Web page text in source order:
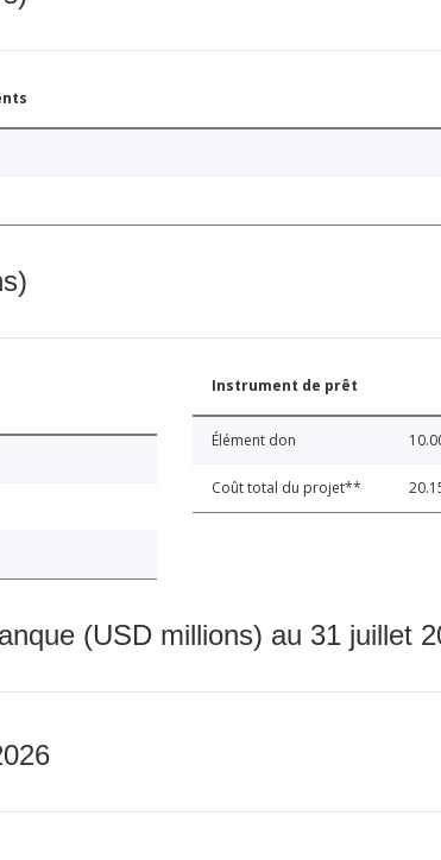
Instrument de prêt
Élément don
Coût total du projet**
(USD millions) au 31 juillet